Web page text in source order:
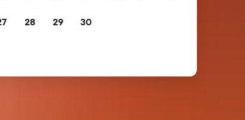
28 29 30